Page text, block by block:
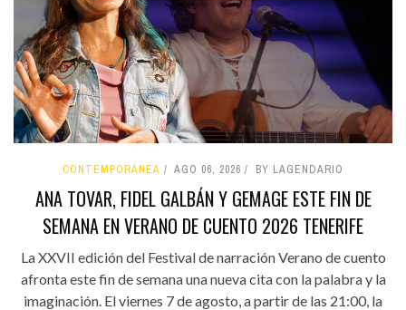
CONTEMPORÁNEA AGO 06, 2026 BY LAGENDARIO
ANA TOVAR, FIDEL GALBÁN Y GEMAGE ESTE FIN DE
SEMANA EN VERANO DE CUENTO 2026 TENERIFE
La XXVII edición del Festival de narración Verano de cuento
afronta este fin de semana una nueva cita con la palabra y la
imaginación. El viernes 7 de agosto, a partir de las 21:00, la